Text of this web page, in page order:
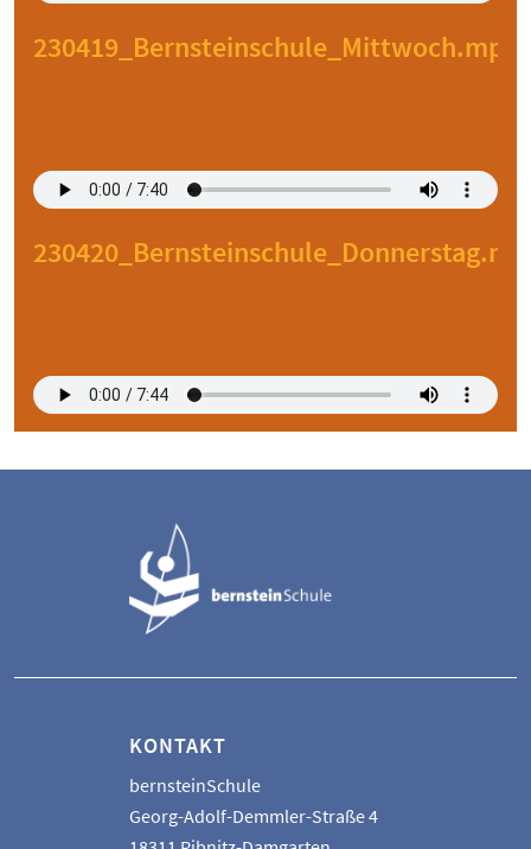
230419_Bernsteinschule_Mittwoch.mp3
KONTAKT
bernsteinSchule
Georg-Adolf-Demmler-Straße 4